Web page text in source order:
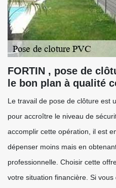
FORTIN , pose de
le bon plan à qualité
Le travail de pose de clôture est
pour accroître le niveau de
accomplir cette opération, il est
dépenser moins mais en
professionnelle. Choisir cette
votre situation financière. Si